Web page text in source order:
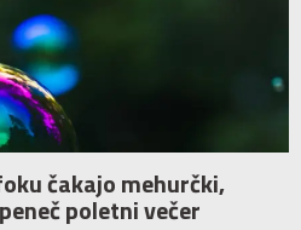
čakajo mehurčki,
poletni večer